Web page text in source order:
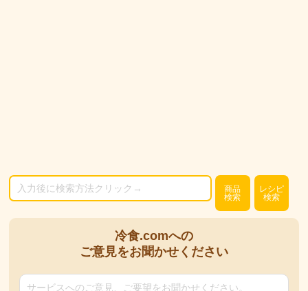
商品
検索
レシピ
検索
冷食.comへの
ご意見をお聞かせください